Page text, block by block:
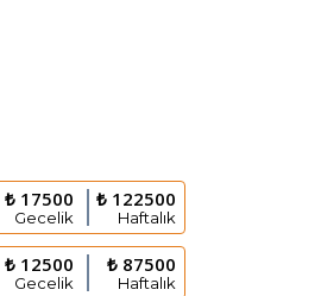
₺ 17500
Gecelik
₺ 122500
Haftalık
₺ 12500
Gecelik
₺ 87500
Haftalık